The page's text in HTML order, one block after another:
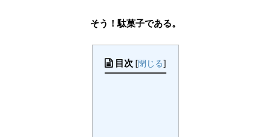
そう！駄菓子である。
目次 [閉じる]